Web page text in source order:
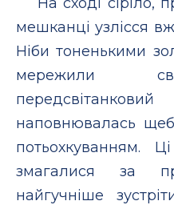
мешканці узлісся
Ніби тоненькими
мережили
наповнювалась
потьохкуванням.
змагалися за
найгучніше